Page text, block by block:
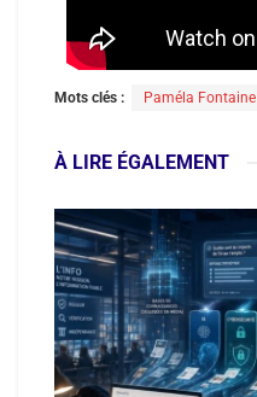
Mots clés : Paméla Fontaine
À LIRE ÉGALEMENT